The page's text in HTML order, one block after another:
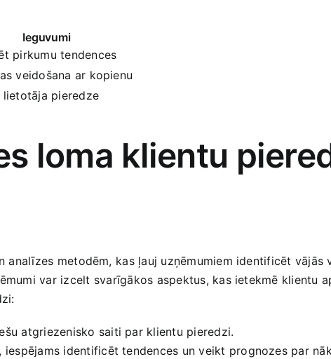
Ieguvumi
pirkumu tendences
veidošana ar kopienu
lietotāja pieredze
loma klientu
metodēm,⁣ kas ļauj uzņēmumiem identificēt ‍vājās
‌var izcelt⁣ svarīgākos aspektus, kas ietekmē klientu
atgriezenisko saiti par klientu pieredzi.
identificēt tendences un veikt ‍prognozes par